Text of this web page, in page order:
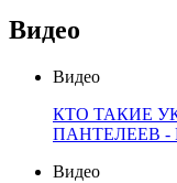
Видео
Видео
КТО ТАКИЕ
ПАНТЕЛЕЕВ -
Видео